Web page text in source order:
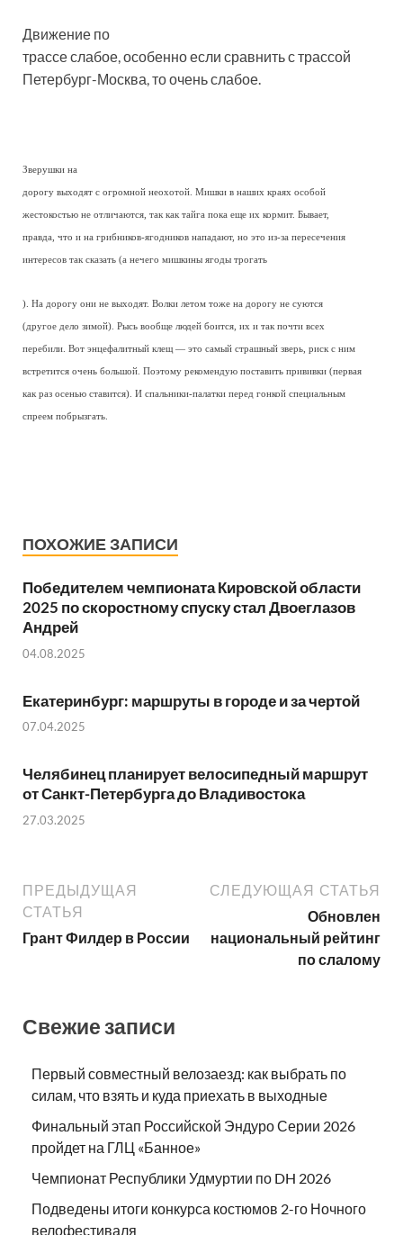
Движение по
трассе слабое, особенно если сравнить с трассой
Петербург-Москва, то очень слабое.
Зверушки на
дорогу выходят с огромной неохотой. Мишки в наших краях особой
жестокостью не отличаются, так как тайга пока еще их кормит. Бывает,
правда, что и на грибников-ягодников нападают, но это из-за пересечения
интересов так сказать (а нечего мишкины ягоды трогать
). На дорогу они не выходят. Волки летом тоже на дорогу не суются
(другое дело зимой). Рысь вообще людей боится, их и так почти всех
перебили. Вот энцефалитный клещ — это самый страшный зверь, риск с ним
встретится очень большой. Поэтому рекомендую поставить прививки (первая
как раз осенью ставится). И спальники-палатки перед гонкой специальным
спреем побрызгать.
ПОХОЖИЕ ЗАПИСИ
Победителем чемпионата Кировской области
2025 по скоростному спуску стал Двоеглазов
Андрей
04.08.2025
Екатеринбург: маршруты в городе и за чертой
07.04.2025
Челябинец планирует велосипедный маршрут
от Санкт-Петербурга до Владивостока
27.03.2025
ПРЕДЫДУЩАЯ
СТАТЬЯ
Грант Филдер в России
СЛЕДУЮЩАЯ СТАТЬЯ
Обновлен
национальный рейтинг
по слалому
Свежие записи
Первый совместный велозаезд: как выбрать по
силам, что взять и куда приехать в выходные
Финальный этап Российской Эндуро Серии 2026
пройдет на ГЛЦ «Банное»
Чемпионат Республики Удмуртии по DH 2026
Подведены итоги конкурса костюмов 2-го Ночного
велофестиваля